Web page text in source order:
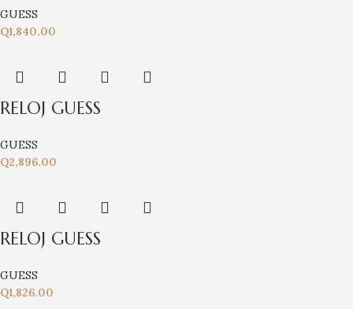
GUESS
Q1,840.00
RELOJ GUESS
GUESS
Q2,896.00
RELOJ GUESS
GUESS
Q1,826.00